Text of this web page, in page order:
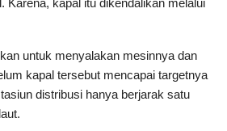
untuk menyalakan mesinnya dan
kapal tersebut mencapai targetnya
distribusi hanya berjarak satu